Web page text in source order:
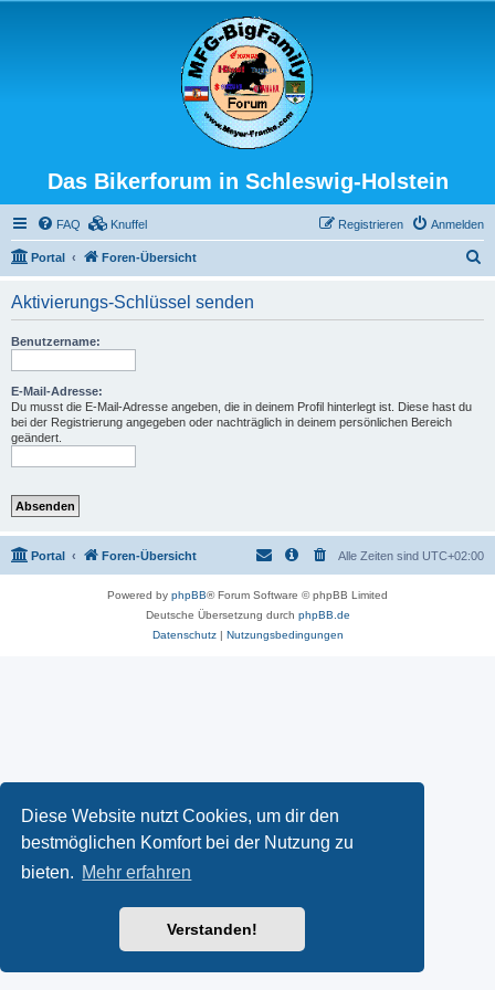
Diese Website nutzt Cookies, um dir den
bestmöglichen Komfort bei der Nutzung zu
bieten. Mehr erfahren
Verstanden!
Das Bikerforum in Schleswig-Holstein
FAQ Knuffel Anmelden
Registrieren
Portal Foren-Übersicht
Aktivierungs-Schlüssel senden
Benutzername:
E-Mail-Adresse:
Du musst die E-Mail-Adresse angeben, die in deinem Profil hinterlegt ist. Diese hast du
bei der Registrierung angegeben oder nachträglich in deinem persönlichen Bereich
geändert.
Portal Foren-Übersicht Alle Zeiten sind UTC+02:00
Powered by phpBB® Forum Software © phpBB Limited
Deutsche Übersetzung durch phpBB.de
Datenschutz| Nutzungsbedingungen